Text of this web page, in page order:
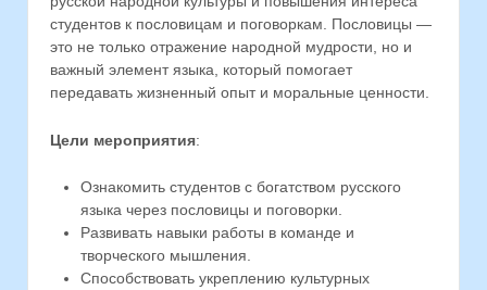
студентов к пословицам и поговоркам. Пословицы —
это не только отражение народной мудрости, но и
важный элемент языка, который помогает
передавать жизненный опыт и моральные ценности.
Цели мероприятия:
Ознакомить студентов с богатством русского
языка через пословицы и поговорки.
Развивать навыки работы в команде и
творческого мышления.
Способствовать укреплению культурных